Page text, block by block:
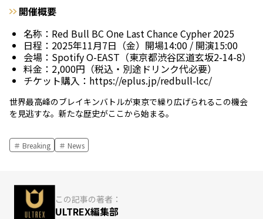
開催概要
名称：Red Bull BC One Last Chance Cypher 2025
日程：2025年11月7日（金）開場14:00 / 開演15:00
会場：Spotify O-EAST（東京都渋谷区道玄坂2-14-8）
料金：2,000円（税込・別途ドリンク代必要）
チケット購入：https://eplus.jp/redbull-lcc/
世界最高峰のブレイキンバトルが東京で繰り広げられるこの機会
を見逃すな。新たな歴史がここから始まる。
Breaking News
この記事の著者：
ULTREX編集部